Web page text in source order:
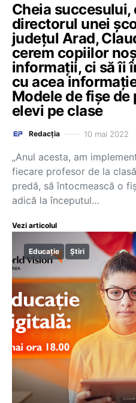
Cheia succesului,
directorul unei
județul Arad,
cerem copiilor
informații, ci să îi
cu acea
Modele de fișe
elevi pe clase
Redacția 10 mai 2022
„Anul acesta, am
fiecare profesor de la
predă, să întocmească o
adică la începutul…
Vezi articolul
Educație Știri